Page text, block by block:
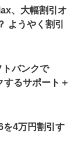
、大幅割引オ
ようやく割引
トバンクで
るサポート＋
4万円割引す